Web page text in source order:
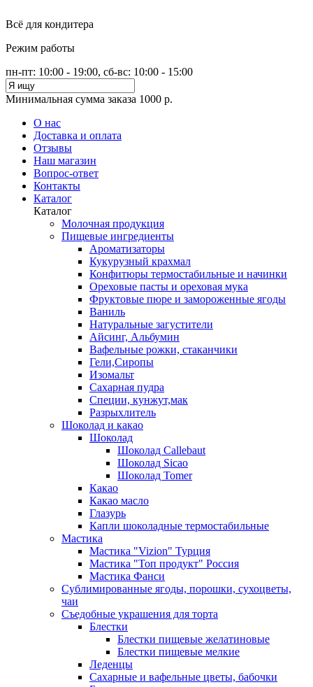
Всё для кондитера
Режим работы
пн-пт: 10:00 - 19:00, сб-вс: 10:00 - 15:00
Минимальная сумма заказа 1000 р.
О нас
Доставка и оплата
Отзывы
Наш магазин
Вопрос-ответ
Контакты
Каталог
Каталог
Молочная продукция
Пищевые ингредиенты
Ароматизаторы
Кукурузный крахмал
Конфитюры термостабильные и начинки
Ореховые пасты и ореховая мука
Фруктовые пюре и замороженные ягоды
Ваниль
Натуральные загустители
Айсинг, Альбумин
Вафельные рожки, стаканчики
Гели,Сиропы
Изомальт
Сахарная пудра
Специи, кунжут,мак
Разрыхлитель
Шоколад и какао
Шоколад
Шоколад Callebaut
Шоколад Sicao
Шоколад Tomer
Какао
Какао масло
Глазурь
Капли шоколадные термостабильные
Мастика
Мастика "Vizion" Турция
Мастика "Топ продукт" Россия
Мастика Фанси
Сублимированные ягоды, порошки, сухоцветы,
чаи
Съедобные украшения для торта
Блестки
Блестки пищевые желатиновые
Блестки пищевые мелкие
Леденцы
Сахарные и вафельные цветы, бабочки